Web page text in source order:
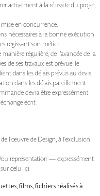
activement à la réussite du projet,
en concurrence.
nécessaires à la bonne exécution
régissant son métier.
régulière, de l’avancée de la
de ses travaux est prévue, le
dans les délais prévus au devis
dans les délais pareillement
devra être expressément
écrit.
l’œuvre de Design, à l’exclusion
représentation — expressément
celui-ci.
films, fichiers réalisés à